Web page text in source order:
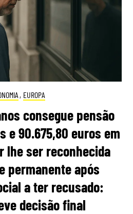
, EUROPA
consegue pensão
e 90.675,80 euros em
lhe ser reconhecida
permanente após
a ter recusado:
decisão final